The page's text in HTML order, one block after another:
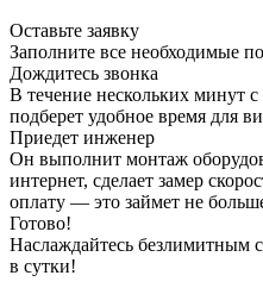
Оставьте заявку
Заполните все необходимые
Дождитесь звонка
В течение нескольких минут
подберет удобное время для
Приедет инженер
Он выполнит монтаж
интернет, сделает замер
оплату — это займет не
Готово!
Наслаждайтесь безлимитным
в сутки!